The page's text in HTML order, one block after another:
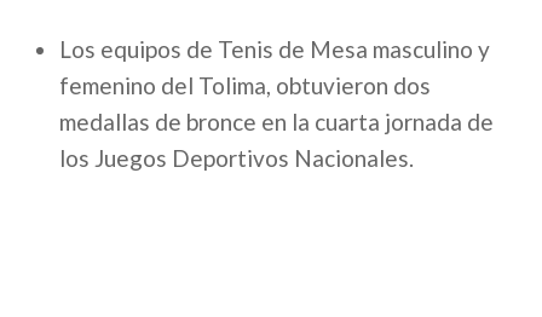
Los equipos de Tenis de Mesa masculino y
femenino del Tolima, obtuvieron dos
medallas de bronce en la cuarta jornada de
los Juegos Deportivos Nacionales.